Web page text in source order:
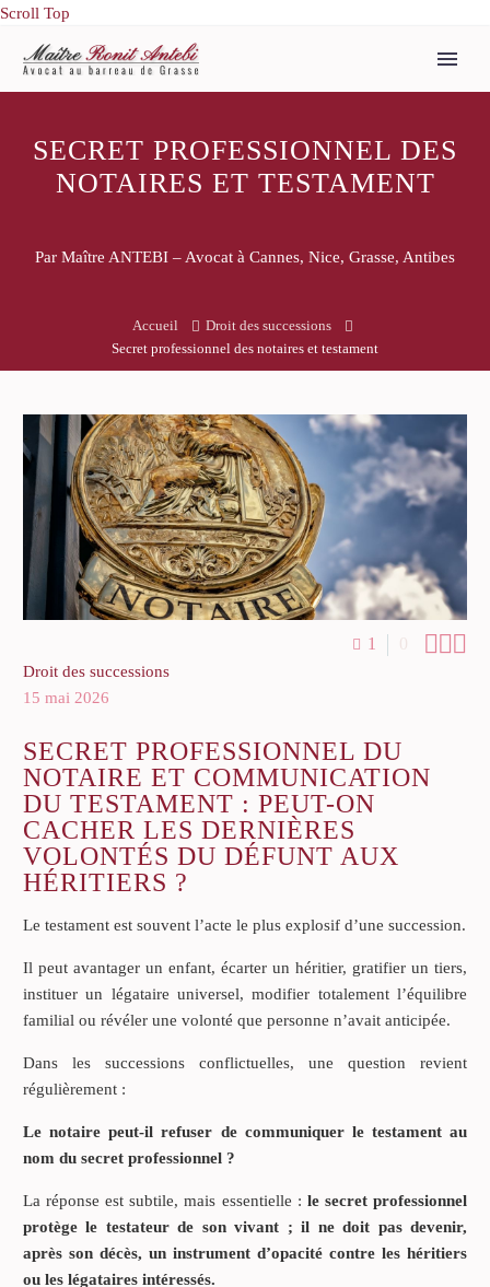
Scroll Top
SECRET PROFESSIONNEL DES
NOTAIRES ET TESTAMENT
Par Maître ANTEBI – Avocat à Cannes, Nice, Grasse, Antibes
Accueil
Droit des successions
Secret professionnel des notaires et testament
1 0 
Droit des successions
15 mai 2026
SECRET PROFESSIONNEL DU
NOTAIRE ET COMMUNICATION
DU TESTAMENT : PEUT-ON
CACHER LES DERNIÈRES
VOLONTÉS DU DÉFUNT AUX
HÉRITIERS ?
Le testament est souvent l’acte le plus explosif d’une succession.
Il peut avantager un enfant, écarter un héritier, gratifier un tiers,
instituer un légataire universel, modifier totalement l’équilibre
familial ou révéler une volonté que personne n’avait anticipée.
Dans les successions conflictuelles, une question revient
régulièrement :
Le notaire peut-il refuser de communiquer le testament au
nom du secret professionnel ?
La réponse est subtile, mais essentielle : le secret professionnel
protège le testateur de son vivant ; il ne doit pas devenir,
après son décès, un instrument d’opacité contre les héritiers
ou les légataires intéressés.